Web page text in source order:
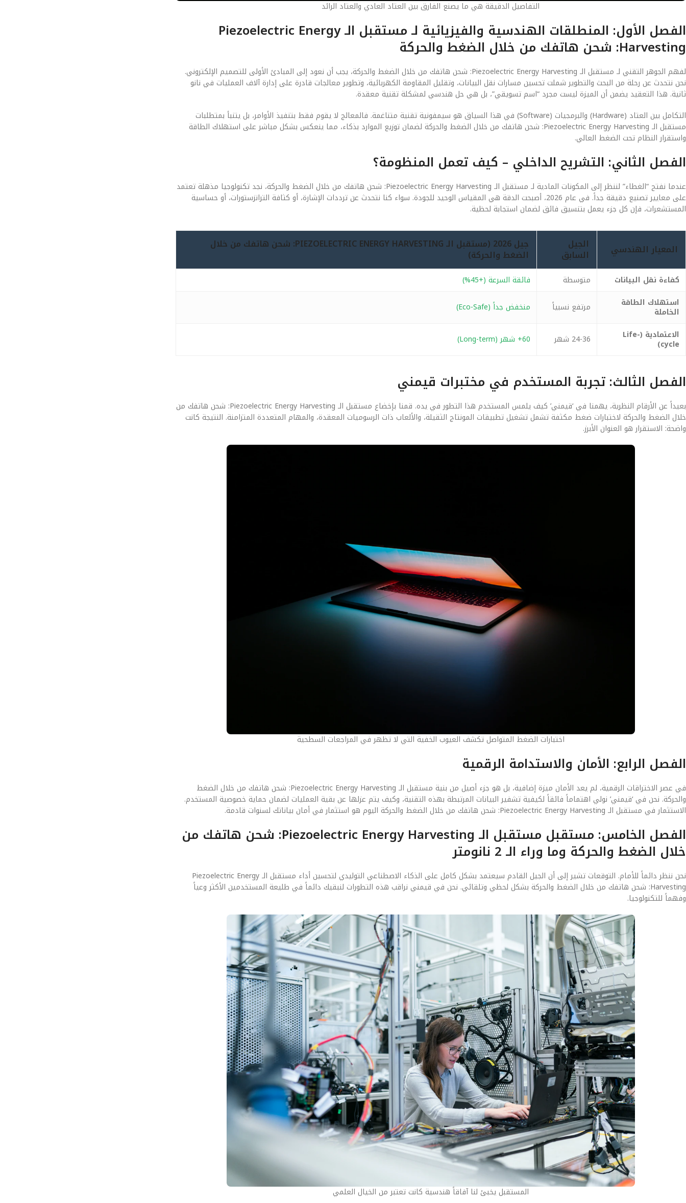
التفاصيل الدقيقة هي ما يصنع الفارق بين العتاد العادي والعتاد الرائد
الفصل الأول: المنطلقات الهندسية والفيزيائية لـ مستقبل الـ Piezoelectric Energy
Harvesting: شحن هاتفك من خلال الضغط والحركة
لفهم الجوهر التقني لـ مستقبل الـ Piezoelectric Energy Harvesting: شحن هاتفك من خلال الضغط والحركة، يجب أن نعود إلى المبادئ الأولى للتصميم الإلكتروني.
نحن نتحدث عن رحلة من البحث والتطوير شملت تحسين مسارات نقل البيانات، وتقليل المقاومة الكهربائية، وتطوير معالجات قادرة على إدارة آلاف العمليات في نانو
ثانية. هذا التعقيد يضمن أن الميزة ليست مجرد “اسم تسويقي”، بل هي حل هندسي لمشكلة تقنية معقدة.
التكامل بين العتاد (Hardware) والبرمجيات (Software) في هذا السياق هو سيمفونية تقنية متناغمة. فالمعالج لا يقوم فقط بتنفيذ الأوامر، بل يتنبأ بمتطلبات
مستقبل الـ Piezoelectric Energy Harvesting: شحن هاتفك من خلال الضغط والحركة لضمان توزيع الموارد بذكاء، مما ينعكس بشكل مباشر على استهلاك الطاقة
واستقرار النظام تحت الضغط العالي.
الفصل الثاني: التشريح الداخلي – كيف تعمل المنظومة؟
عندما نفتح “الغطاء” لننظر إلى المكونات المادية لـ مستقبل الـ Piezoelectric Energy Harvesting: شحن هاتفك من خلال الضغط والحركة، نجد تكنولوجيا مذهلة تعتمد
على معايير تصنيع دقيقة جداً. في عام 2026، أصبحت الدقة هي المقياس الوحيد للجودة. سواء كنا نتحدث عن ترددات الإشارة، أو كثافة الترانزستورات، أو حساسية
المستشعرات، فإن كل جزء يعمل بتنسيق فائق لضمان استجابة لحظية.
المعيار الهندسي الجيل
السابق
جيل 2026 (مستقبل الـ PIEZOELECTRIC ENERGY HARVESTING: شحن هاتفك من خلال
الضغط والحركة)
كفاءة نقل البيانات متوسطة
فائقة السرعة (+45%)
استهلاك الطاقة
الخاملة مرتفع نسبياً
منخفض جداً (Eco-Safe)
الاعتمادية (Life-
cycle) 24-36 شهر 60+ شهر (Long-term)
الفصل الثالث: تجربة المستخدم في مختبرات قيمني
بعيداً عن الأرقام النظرية، يهمنا في ‘قيمني’ كيف يلمس المستخدم هذا التطور في يده. قمنا بإخضاع مستقبل الـ Piezoelectric Energy Harvesting: شحن هاتفك من
خلال الضغط والحركة لاختبارات ضغط مكثفة تشمل تشغيل تطبيقات المونتاج الثقيلة، والألعاب ذات الرسوميات المعقدة، والمهام المتعددة المتزامنة. النتيجة كانت
واضحة: الاستقرار هو العنوان الأبرز.
اختبارات الضغط المتواصل تكشف العيوب الخفية التي لا تظهر في المراجعات السطحية
الفصل الرابع: الأمان والاستدامة الرقمية
في عصر الاختراقات الرقمية، لم يعد الأمان ميزة إضافية، بل هو جزء أصيل من بنية مستقبل الـ Piezoelectric Energy Harvesting: شحن هاتفك من خلال الضغط
والحركة. نحن في ‘قيمني’ نولي اهتماماً فائقاً لكيفية تشفير البيانات المرتبطة بهذه التقنية، وكيف يتم عزلها عن بقية العمليات لضمان حماية خصوصية المستخدم.
الاستثمار في مستقبل الـ Piezoelectric Energy Harvesting: شحن هاتفك من خلال الضغط والحركة اليوم هو استثمار في أمان بياناتك لسنوات قادمة.
الفصل الخامس: مستقبل مستقبل الـ Piezoelectric Energy Harvesting: شحن هاتفك من
خلال الضغط والحركة وما وراء الـ 2 نانومتر
نحن ننظر دائماً للأمام. التوقعات تشير إلى أن الجيل القادم سيعتمد بشكل كامل على الذكاء الاصطناعي التوليدي لتحسين أداء مستقبل الـ Piezoelectric Energy
Harvesting: شحن هاتفك من خلال الضغط والحركة بشكل لحظي وتلقائي. نحن في قيمني نراقب هذه التطورات لنبقيك دائماً في طليعة المستخدمين الأكثر وعياً
وفهماً للتكنولوجيا.
المستقبل يخبئ لنا آفاقاً هندسية كانت تعتبر من الخيال العلمي